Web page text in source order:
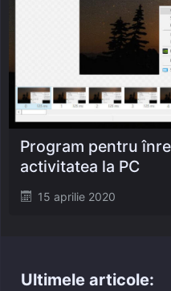
Posted
15 aprilie 2020
Program pentru
activitatea la PC
Ultimele articole: